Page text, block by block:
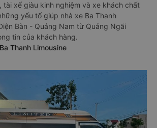
tài xế giàu kinh nghiệm và xe khách chất
yếu tố giúp nhà xe Ba Thanh
Bàn - Quảng Nam từ Quảng Ngãi
tin của khách hàng.
Thanh Limousine